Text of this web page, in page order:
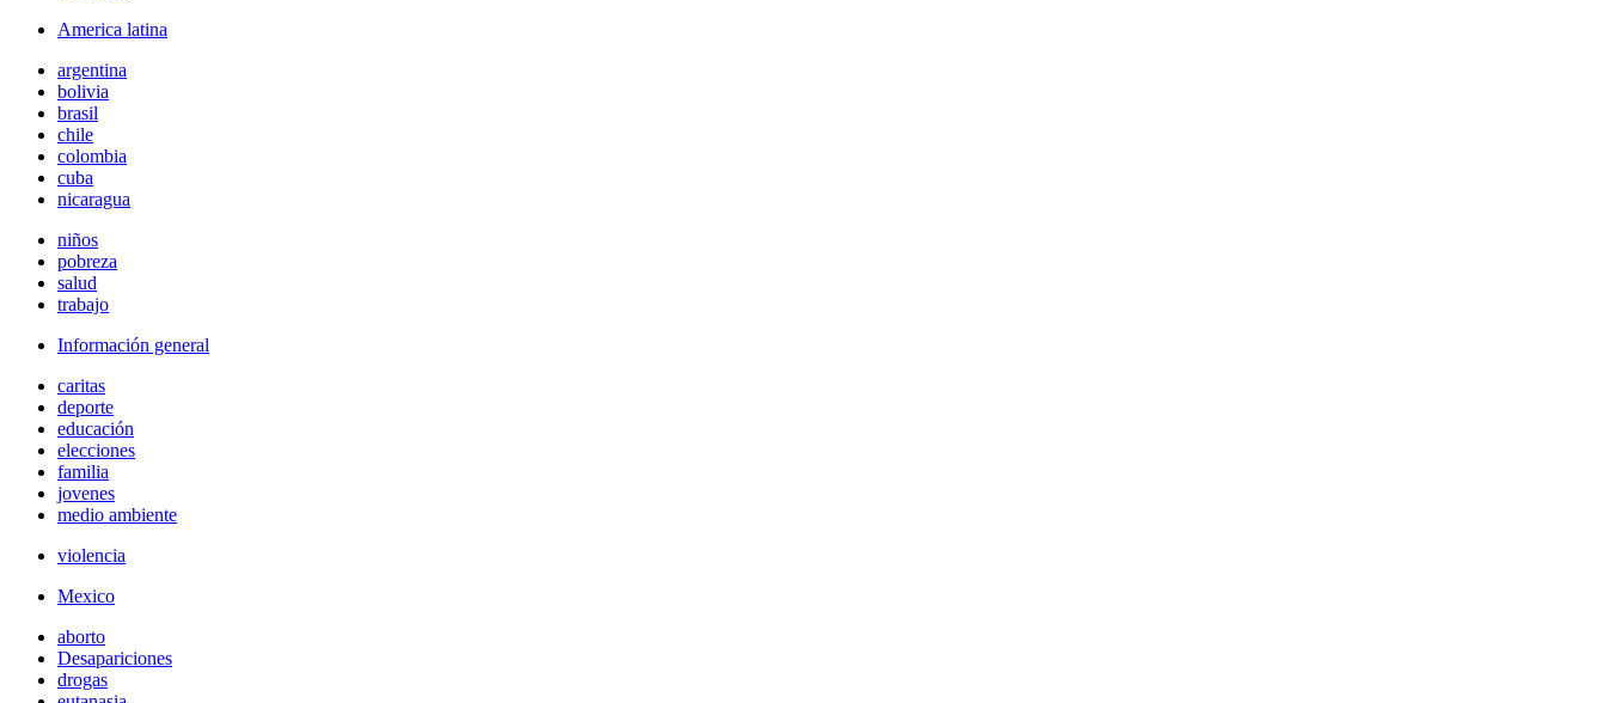
America latina
argentina
bolivia
brasil
chile
colombia
cuba
nicaragua
niños
pobreza
salud
trabajo
Información general
caritas
deporte
educación
elecciones
familia
jovenes
medio ambiente
violencia
Mexico
aborto
Desapariciones
drogas